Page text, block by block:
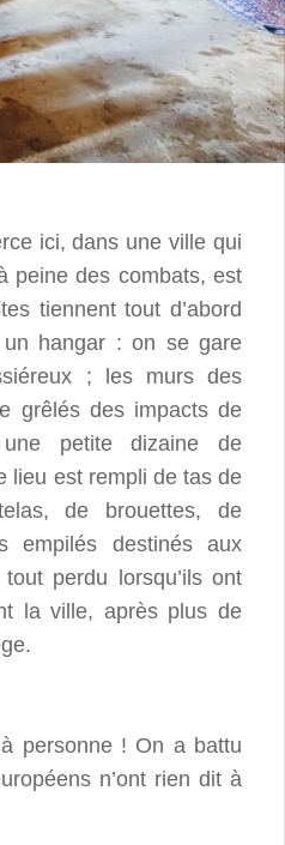
ici, dans une ville qui
peine des combats, est
tiennent tout d’abord
un hangar : on se gare
; les murs des
grêlés des impacts de
petite dizaine de
lieu est rempli de tas de
de brouettes, de
empilés destinés aux
perdu lorsqu’ils ont
la ville, après plus de
personne ! On a battu
n’ont rien dit à